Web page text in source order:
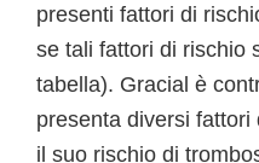
presenti fattori di
se tali fattori di rischio
tabella). Gracial è
presenta diversi
il suo rischio di